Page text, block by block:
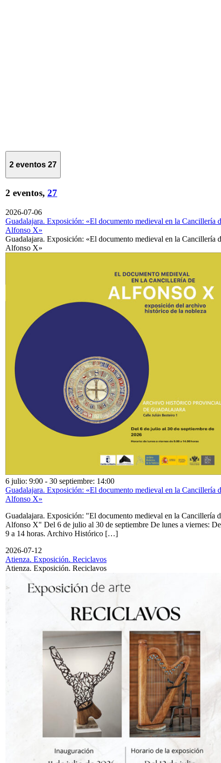
2 eventos 27
2 eventos, 27
2026-07-06
Guadalajara. Exposición: «El documento medieval en la Cancillería
Alfonso X»
Guadalajara. Exposición: «El documento medieval en la Cancillería
Alfonso X»
6 julio: 9:00 - 30 septiembre: 14:00
Guadalajara. Exposición: «El documento medieval en la Cancillería
Alfonso X»
Guadalajara. Exposición: "El documento medieval en la Cancillería
Alfonso X" Del 6 de julio al 30 de septiembre De lunes a viernes: De
9 a 14 horas. Archivo Histórico […]
2026-07-12
Atienza. Exposición. Reciclavos
Atienza. Exposición. Reciclavos